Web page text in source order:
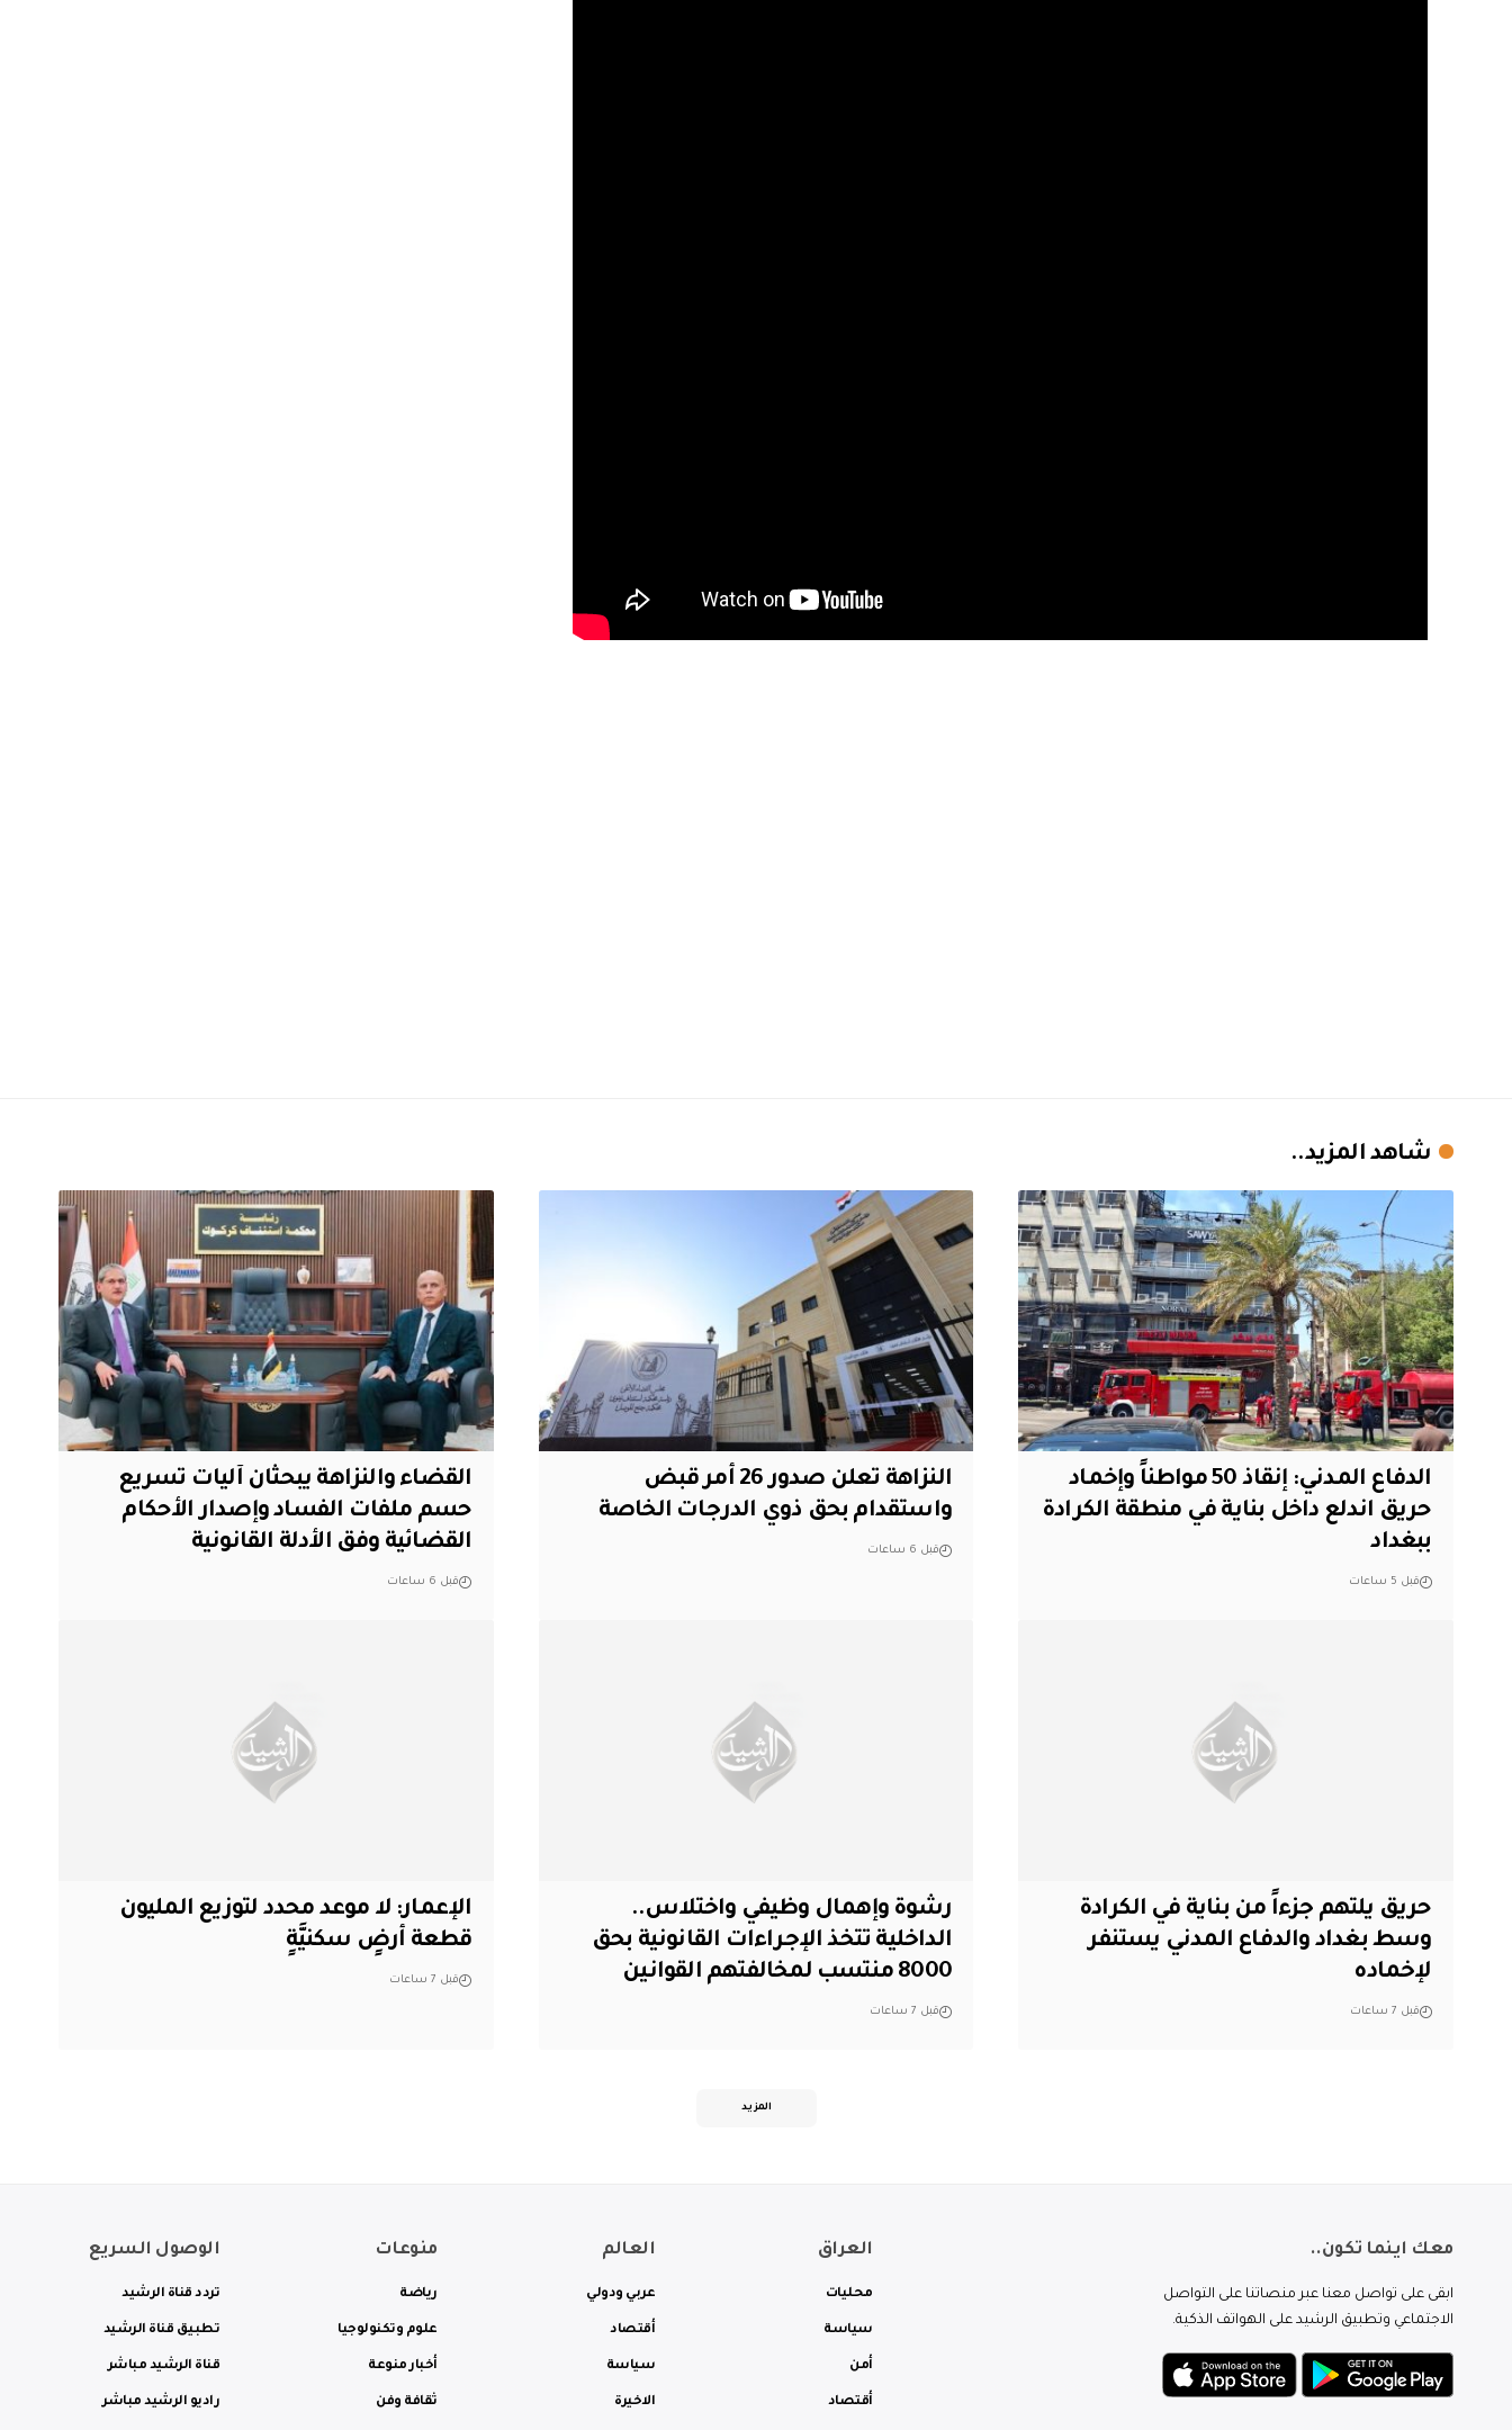
شاهد المزيد..
الدفاع المدني: إنقاذ 50 مواطناً وإخماد
حريق اندلع داخل بناية في منطقة الكرادة
ببغداد
قبل 5 ساعات
النزاهة تعلن صدور 26 أمر قبض
واستقدام بحق ذوي الدرجات الخاصة
قبل 6 ساعات
القضاء والنزاهة يبحثان آليات تسريع
حسم ملفات الفساد وإصدار الأحكام
القضائية وفق الأدلة القانونية
قبل 6 ساعات
حريق يلتهم جزءاً من بناية في الكرادة
وسط بغداد والدفاع المدني يستنفر
لإخماده
قبل 7 ساعات
رشوة وإهمال وظيفي واختلاس..
الداخلية تتخذ الإجراءات القانونية بحق
8000 منتسب لمخالفتهم القوانين
قبل 7 ساعات
الإعمار: لا موعد محدد لتوزيع المليون
قطعة أرضٍ سكنيَّةٍ
قبل 7 ساعات
المزيد
معك اينما تكون..
ابقى على تواصل معنا عبر منصاتنا على التواصل
الاجتماعي وتطبيق الرشيد على الهواتف الذكية.
العراق
محليات
سياسة
أمن
أقتصاد
العالم
عربي ودولي
أقتصاد
سياسة
الاخيرة
منوعات
رياضة
علوم وتكنولوجيا
أخبار منوعة
ثقافة وفن
الوصول السريع
تردد قناة الرشيد
تطبيق قناة الرشيد
قناة الرشيد مباشر
راديو الرشيد مباشر